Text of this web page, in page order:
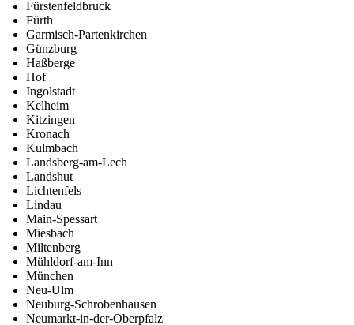
Fürstenfeldbruck
Fürth
Garmisch-Partenkirchen
Günzburg
Haßberge
Hof
Ingolstadt
Kelheim
Kitzingen
Kronach
Kulmbach
Landsberg-am-Lech
Landshut
Lichtenfels
Lindau
Main-Spessart
Miesbach
Miltenberg
Mühldorf-am-Inn
München
Neu-Ulm
Neuburg-Schrobenhausen
Neumarkt-in-der-Oberpfalz